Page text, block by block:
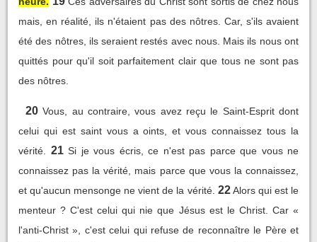
mais, en réalité, ils n'étaient pas des nôtres. Car, s'ils avaient
été des nôtres, ils seraient restés avec nous. Mais ils nous ont
quittés pour qu'il soit parfaitement clair que tous ne sont pas
des nôtres.
20 Vous, au contraire, vous avez reçu le Saint-Esprit dont
celui qui est saint vous a oints, et vous connaissez tous la
vérité.
21 Si je vous écris, ce n'est pas parce que vous ne
connaissez pas la vérité, mais parce que vous la connaissez,
et qu'aucun mensonge ne vient de la vérité. 22 Alors qui est le
menteur ? C'est celui qui nie que Jésus est le Christ. Car «
l'anti-Christ », c'est celui qui refuse de reconnaître le Père et